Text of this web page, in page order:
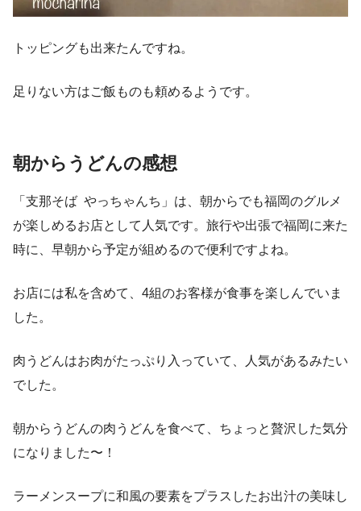
トッピングも出来たんですね。
足りない方はご飯ものも頼めるようです。
朝からうどんの感想
「支那そば やっちゃんち」は、朝からでも福岡のグルメ
が楽しめるお店として人気です。旅行や出張で福岡に来た
時に、早朝から予定が組めるので便利ですよね。
お店には私を含めて、4組のお客様が食事を楽しんでいま
した。
肉うどんはお肉がたっぷり入っていて、人気があるみたい
でした。
朝からうどんの肉うどんを食べて、ちょっと贅沢した気分
になりました〜！
ラーメンスープに和風の要素をプラスしたお出汁の美味し